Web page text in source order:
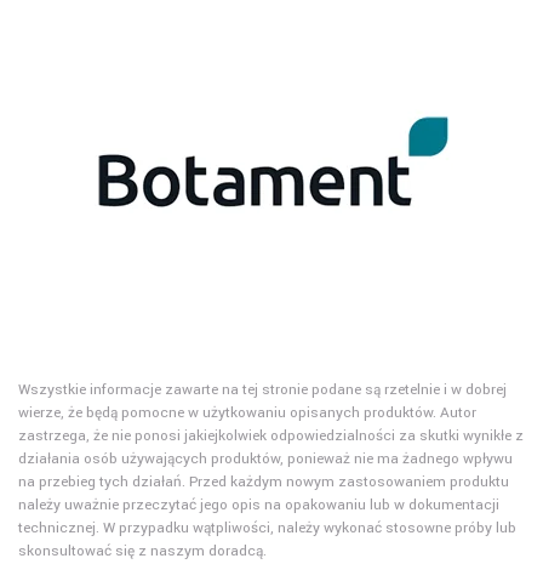
Wszystkie informacje zawarte na tej stronie podane są rzetelnie i w dobrej
wierze, że będą pomocne w użytkowaniu opisanych produktów. Autor
zastrzega, że nie ponosi jakiejkolwiek odpowiedzialności za skutki wynikłe z
działania osób używających produktów, ponieważ nie ma żadnego wpływu
na przebieg tych działań. Przed każdym nowym zastosowaniem produktu
należy uważnie przeczytać jego opis na opakowaniu lub w dokumentacji
technicznej. W przypadku wątpliwości, należy wykonać stosowne próby lub
skonsultować się z naszym doradcą.